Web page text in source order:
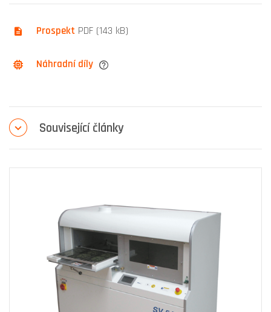
Prospekt PDF (143 kB)
Náhradní díly
Související články